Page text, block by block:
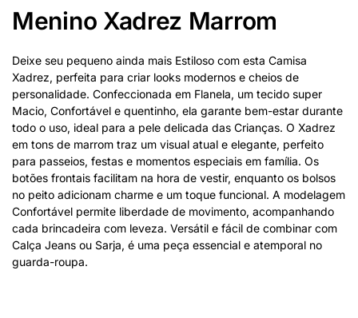
Menino Xadrez Marrom
Deixe seu pequeno ainda mais Estiloso com esta Camisa
Xadrez, perfeita para criar looks modernos e cheios de
personalidade. Confeccionada em Flanela, um tecido super
Macio, Confortável e quentinho, ela garante bem-estar durante
todo o uso, ideal para a pele delicada das Crianças. O Xadrez
em tons de marrom traz um visual atual e elegante, perfeito
para passeios, festas e momentos especiais em família. Os
botões frontais facilitam na hora de vestir, enquanto os bolsos
no peito adicionam charme e um toque funcional. A modelagem
Confortável permite liberdade de movimento, acompanhando
cada brincadeira com leveza. Versátil e fácil de combinar com
Calça Jeans ou Sarja, é uma peça essencial e atemporal no
guarda-roupa.